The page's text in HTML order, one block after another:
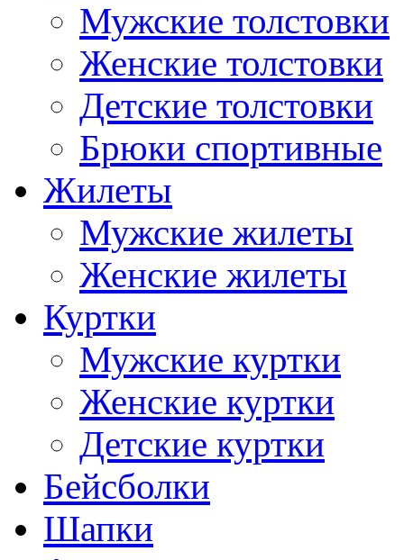
Мужские толстовки
Женские толстовки
Детские толстовки
Брюки спортивные
Жилеты
Мужские жилеты
Женские жилеты
Куртки
Мужские куртки
Женские куртки
Детские куртки
Бейсболки
Шапки